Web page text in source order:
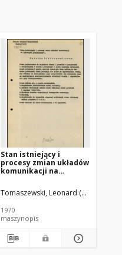
Tarchalski, Zygmunt.
Stan istniejący i
procesy zmian układów
komunikacji na
Tomaszewski, Leonard (1899-1972).
1970
maszynopis